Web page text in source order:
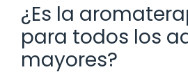
¿Es la
para todos los
mayores?